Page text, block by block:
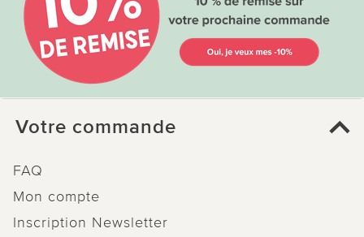
Votre commande
FAQ
Mon compte
Inscription Newsletter